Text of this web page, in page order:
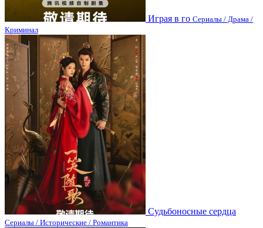
Играя в го Сериалы / Драма /
Криминал
Судьбоносные сердца
Сериалы / Исторические / Романтика